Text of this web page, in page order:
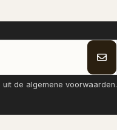
de algemene voorwaarden.